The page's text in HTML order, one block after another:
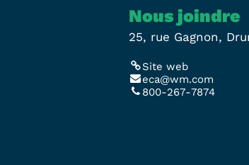
Nous joindre
25, rue Gagnon,
Site web
eca@wm.com
800-267-7874